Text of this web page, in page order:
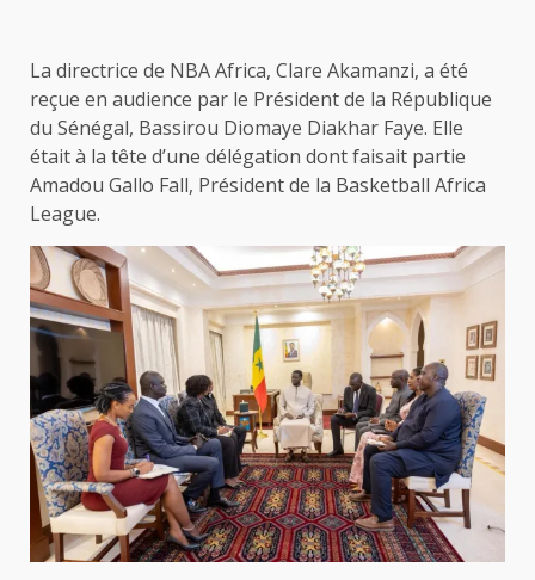
La directrice de NBA Africa, Clare Akamanzi, a été
reçue en audience par le Président de la République
du Sénégal, Bassirou Diomaye Diakhar Faye. Elle
était à la tête d’une délégation dont faisait partie
Amadou Gallo Fall, Président de la Basketball Africa
League.